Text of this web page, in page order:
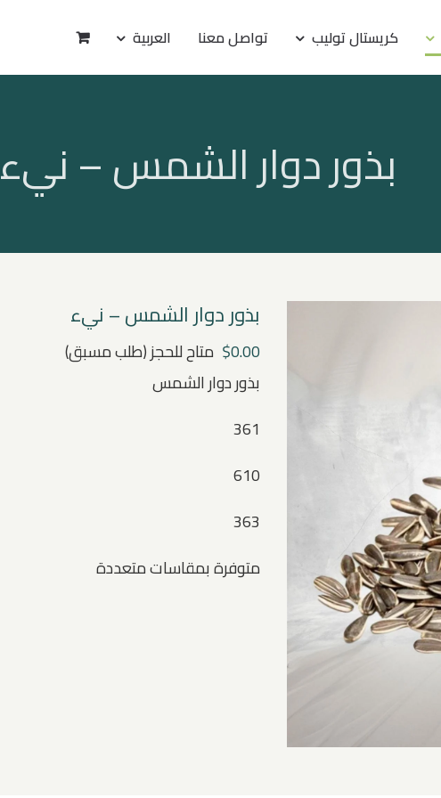
كريستال توليب تواصل معنا العربية
بذور دوار الشمس – نيء
بذور دوار الشمس – نيء
$0.00
متاح للحجز (طلب مسبق)
بذور دوار الشمس
361
610
363
متوفرة بمقاسات متعددة